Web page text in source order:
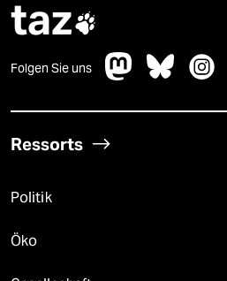
taz
Folgen Sie uns
Ressorts
Politik
Öko